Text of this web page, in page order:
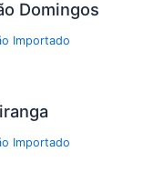
Domingos
Importado
Importado